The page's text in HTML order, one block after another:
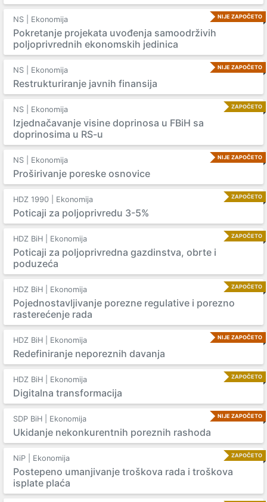
NIJE ZAPOČETO
NS | Ekonomija
Pokretanje projekata uvođenja samoodrživih
poljoprivrednih ekonomskih jedinica
NIJE ZAPOČETO
NS | Ekonomija
Restrukturiranje javnih finansija
ZAPOČETO
NS | Ekonomija
Izjednačavanje visine doprinosa u FBiH sa
doprinosima u RS-u
NIJE ZAPOČETO
NS | Ekonomija
Proširivanje poreske osnovice
ZAPOČETO
HDZ 1990 | Ekonomija
Poticaji za poljoprivredu 3-5%
ZAPOČETO
HDZ BiH | Ekonomija
Poticaji za poljoprivredna gazdinstva, obrte i
poduzeća
ZAPOČETO
HDZ BiH | Ekonomija
Pojednostavljivanje porezne regulative i porezno
rasterećenje rada
NIJE ZAPOČETO
HDZ BiH | Ekonomija
Redefiniranje neporeznih davanja
ZAPOČETO
HDZ BiH | Ekonomija
Digitalna transformacija
NIJE ZAPOČETO
SDP BiH | Ekonomija
Ukidanje nekonkurentnih poreznih rashoda
ZAPOČETO
NiP | Ekonomija
Postepeno umanjivanje troškova rada i troškova
isplate plaća